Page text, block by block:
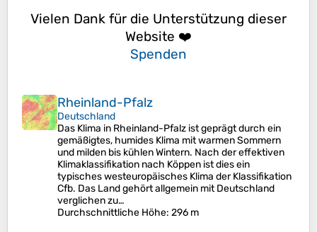
Vielen Dank für die Unterstützung dieser
Website ❤️
Spenden
Rheinland-Pfalz
Deutschland
Das Klima in Rheinland-Pfalz ist geprägt durch ein
gemäßigtes, humides Klima mit warmen Sommern
und milden bis kühlen Wintern. Nach der effektiven
Klimaklassifikation nach Köppen ist dies ein
typisches westeuropäisches Klima der Klassifikation
Cfb. Das Land gehört allgemein mit Deutschland
verglichen zu…
Durchschnittliche Höhe: 296 m